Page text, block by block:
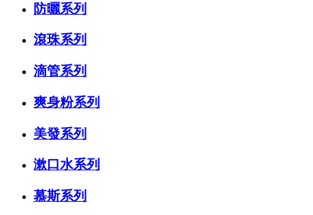
防曬系列
滾珠系列
滴管系列
爽身粉系列
美發系列
漱口水系列
慕斯系列